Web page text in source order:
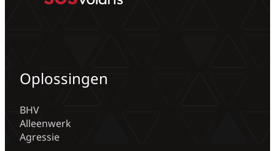
Oplossingen
BHV
Alleenwerk
Agressie